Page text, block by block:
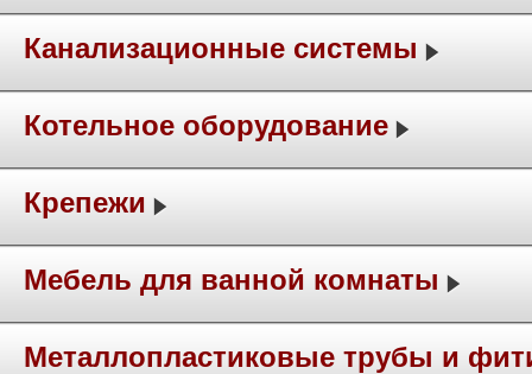
Канализационные системы
Котельное оборудование
Крепежи
Мебель для ванной комнаты
Металлопластиковые трубы и